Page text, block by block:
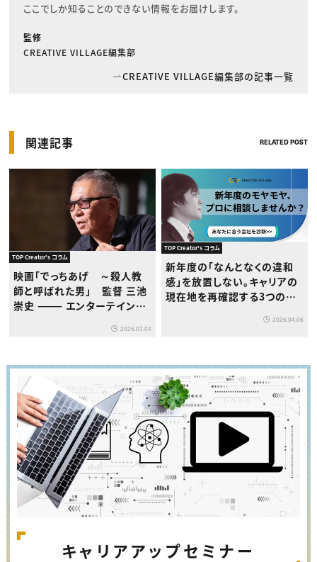
ここでしか知ることのできない情報をお届けします。
監修
CREATIVE VILLAGE編集部
CREATIVE VILLAGE編集部の記事一覧
関連記事 RELATED POST
TOP Creator's コラム
映画「でっちあげ ～殺人教
師と呼ばれた男」 監督 三池
崇史 ——— エンターテインメ
部分から生まれてくる。だから
に見えました。
2025.07.04
TOP Creator's コラム
新年度の「なんとなくの違和
感」を放置しない。キャリアの
現在地を再確認する3つのス
2026.04.06
キャリアアップセミナー